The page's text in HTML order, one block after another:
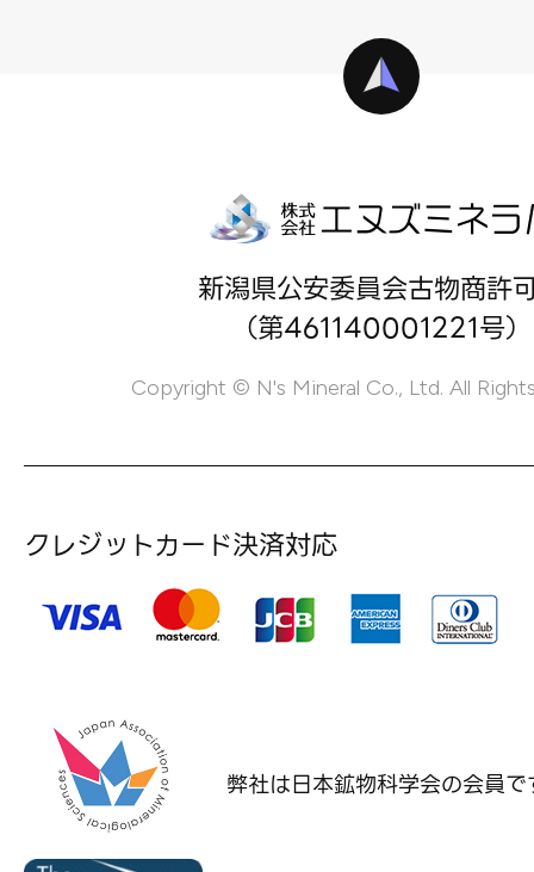
新潟県公安委員会古物商許
（第461140001221号）
Copyright © N's Mineral Co., Ltd. All
クレジットカード決済対応
弊社は日本鉱物科学会の会員で